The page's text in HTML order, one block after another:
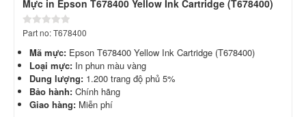
Mực in Epson T678400 Yellow Ink Cartridge (T678400)
Part no: T678400
Mã mực: Epson T678400 Yellow Ink Cartridge (T678400)
Loại mực: In phun màu vàng
Dung lượng: 1.200 trang độ phủ 5%
Bảo hành: Chính hãng
Giao hàng: Miễn phí